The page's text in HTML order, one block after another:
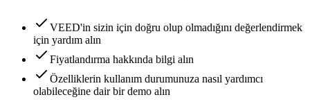
VEED'in sizin için doğru olup olmadığını değerlendirmek
için yardım alın
Fiyatlandırma hakkında bilgi alın
Özelliklerin kullanım durumunuza nasıl yardımcı
olabileceğine dair bir demo alın